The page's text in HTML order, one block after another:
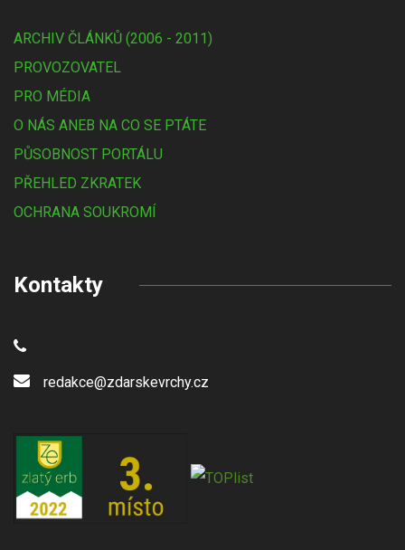
ARCHIV ČLÁNKŮ (2006 - 2011)
PROVOZOVATEL
PRO MÉDIA
O NÁS ANEB NA CO SE PTÁTE
PŮSOBNOST PORTÁLU
PŘEHLED ZKRATEK
OCHRANA SOUKROMÍ
Kontakty
redakce@zdarskevrchy.cz